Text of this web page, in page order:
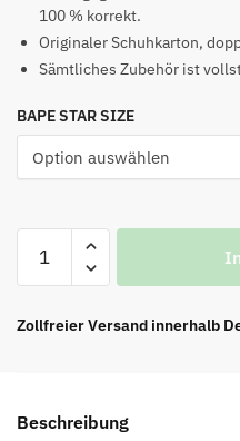
100 % korrekt.
Originaler Schuhkarton,
Sämtliches Zubehör ist
BAPE STAR SIZE
Reps
Zollfreier Versand innerhalb
Beschreibung